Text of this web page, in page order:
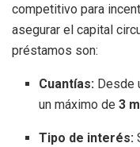
competitivo para
asegurar el capital
préstamos son:
Cuantías: Desde
un máximo de3
Tipo de interés: